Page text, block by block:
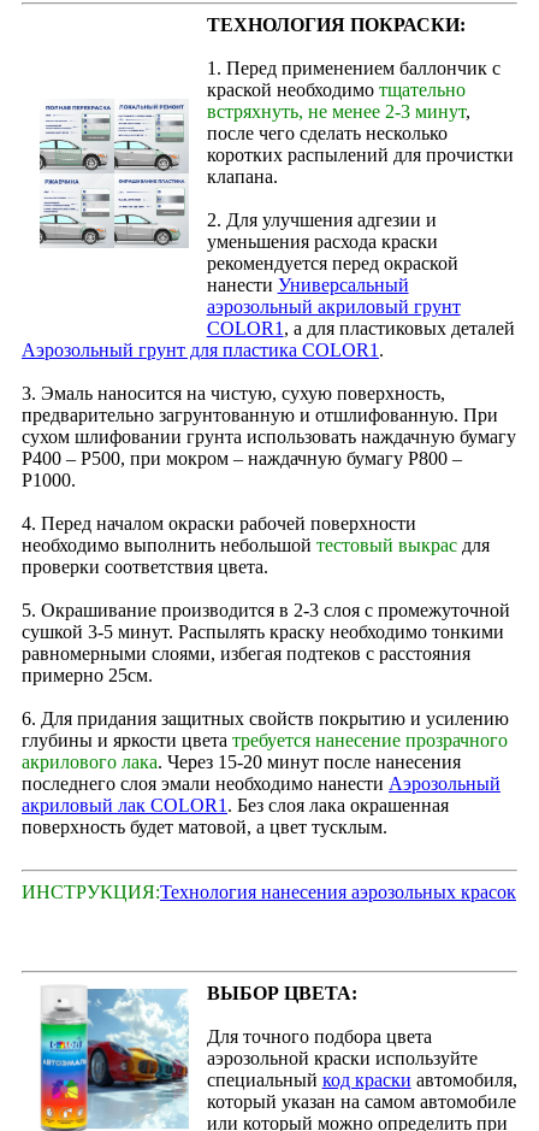
ТЕХНОЛОГИЯ ПОКРАСКИ:
1. Перед применением баллончик с
краской необходимо тщательно
встряхнуть, не менее 2-3 минут,
после чего сделать несколько
коротких распылений для прочистки
клапана.
2. Для улучшения адгезии и
уменьшения расхода краски
рекомендуется перед окраской
нанести Универсальный
аэрозольный акриловый грунт
COLOR1 , а для пластиковых деталей
Аэрозольный грунт для пластика COLOR1 .
3. Эмаль наносится на чистую, сухую поверхность,
предварительно загрунтованную и отшлифованную. При
сухом шлифовании грунта использовать наждачную бумагу
Р400 – Р500, при мокром – наждачную бумагу Р800 –
Р1000.
4. Перед началом окраски рабочей поверхности
необходимо выполнить небольшой тестовый выкрас для
проверки соответствия цвета.
5. Окрашивание производится в 2‑3 слоя с промежуточной
сушкой 3-5 минут. Распылять краску необходимо тонкими
равномерными слоями, избегая подтеков с расстояния
примерно 25см.
6. Для придания защитных свойств покрытию и усилению
глубины и яркости цвета требуется нанесение прозрачного
акрилового лака. Через 15‑20 минут после нанесения
последнего слоя эмали необходимо нанести Аэрозольный
акриловый лак COLOR1 . Без слоя лака окрашенная
поверхность будет матовой, а цвет тусклым.
ИНСТРУКЦИЯ:Технология нанесения аэрозольных красок
ВЫБОР ЦВЕТА:
Для точного подбора цвета
аэрозольной краски используйте
специальный код краски автомобиля,
который указан на самом автомобиле
или который можно определить при